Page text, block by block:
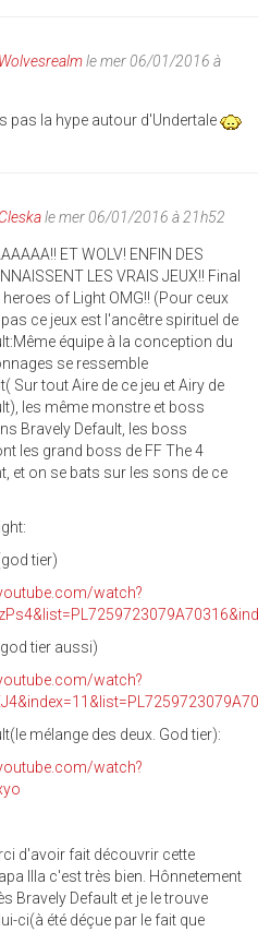
Wolvesrealmle mer 06/01/2016 à
pas la hype autour d'Undertale
Cleskale mer 06/01/2016 à 21h52
ET WOLV! ENFIN DES
LES VRAIS JEUX!! Final
of Light OMG!! (Pour ceux
ce jeux est l'ancêtre spirituel de
équipe à la conception du
se ressemble
Sur tout Aire de ce jeu et Airy de
les même monstre et boss
Bravely Default, les boss
les grand boss de FF The 4
et on se bats sur les sons de ce
tier)
watch?
tier aussi)
watch?
mélange des deux. God tier):
watch?
d'avoir fait découvrir cette
Illa c'est très bien. Hônnetement
Bravely Default et je le trouve
ci(à été déçue par le fait que